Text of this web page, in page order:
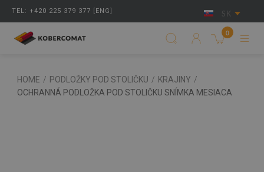
TEL: +420 225 379 377 [ENG] SK
0
HOME / PODLOŽKY POD STOLIČKU / KRAJINY /
OCHRANNÁ PODLOŽKA POD STOLIČKU SNÍMKA MESIACA